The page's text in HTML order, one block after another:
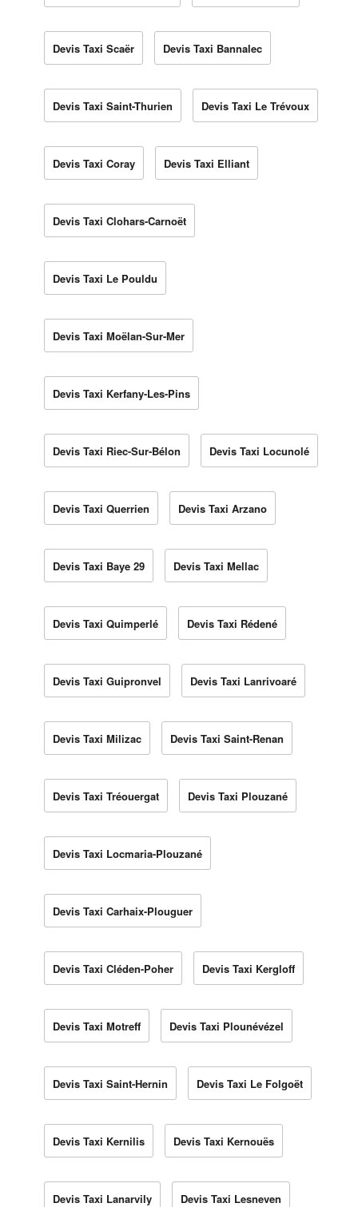
Devis Taxi Scaër Devis Taxi Bannalec
Devis Taxi Saint-Thurien Devis Taxi Le Trévoux
Devis Taxi Coray Devis Taxi Elliant
Devis Taxi Clohars-Carnoët
Devis Taxi Le Pouldu
Devis Taxi Moëlan-Sur-Mer
Devis Taxi Kerfany-Les-Pins
Devis Taxi Riec-Sur-Bélon Devis Taxi Locunolé
Devis Taxi Querrien Devis Taxi Arzano
Devis Taxi Baye 29 Devis Taxi Mellac
Devis Taxi Quimperlé Devis Taxi Rédené
Devis Taxi Guipronvel Devis Taxi Lanrivoaré
Devis Taxi Milizac Devis Taxi Saint-Renan
Devis Taxi Tréouergat Devis Taxi Plouzané
Devis Taxi Locmaria-Plouzané
Devis Taxi Carhaix-Plouguer
Devis Taxi Cléden-Poher Devis Taxi Kergloff
Devis Taxi Motreff Devis Taxi Plounévézel
Devis Taxi Saint-Hernin Devis Taxi Le Folgoët
Devis Taxi Kernilis Devis Taxi Kernouës
Devis Taxi Lanarvily Devis Taxi Lesneven